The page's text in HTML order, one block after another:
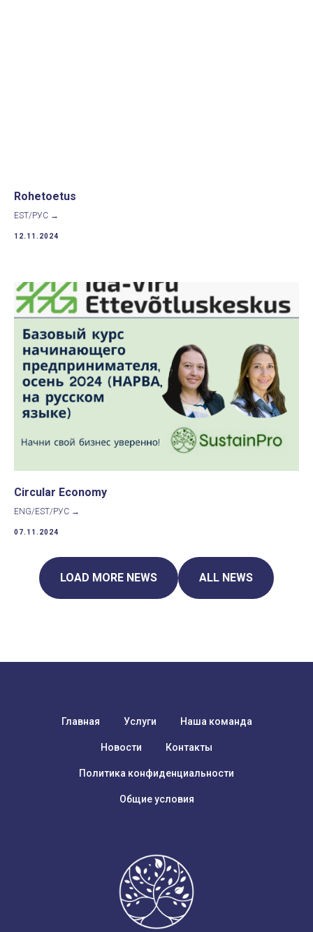
Rohetoetus
EST/РУС →
12.11.2024
Circular Economy
ENG/EST/РУС →
07.11.2024
LOAD MORE NEWS ALL NEWS
Главная Услуги Наша команда
Новости Контакты
Политика конфиденциальности
Общие условия